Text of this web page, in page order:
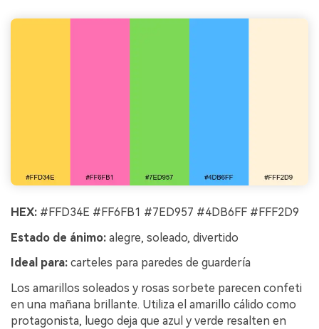
HEX: #FFD34E #FF6FB1 #7ED957 #4DB6FF #FFF2D9
Estado de ánimo: alegre, soleado, divertido
Ideal para: carteles para paredes de guardería
Los amarillos soleados y rosas sorbete parecen confeti
en una mañana brillante. Utiliza el amarillo cálido como
protagonista, luego deja que azul y verde resalten en